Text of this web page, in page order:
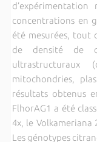
concentrations en
été mesurées, tout
de densité de
ultrastructuraux
mitochondries,
résultats obtenus
FlhorAG1 a été
4x, le
Les génotypes